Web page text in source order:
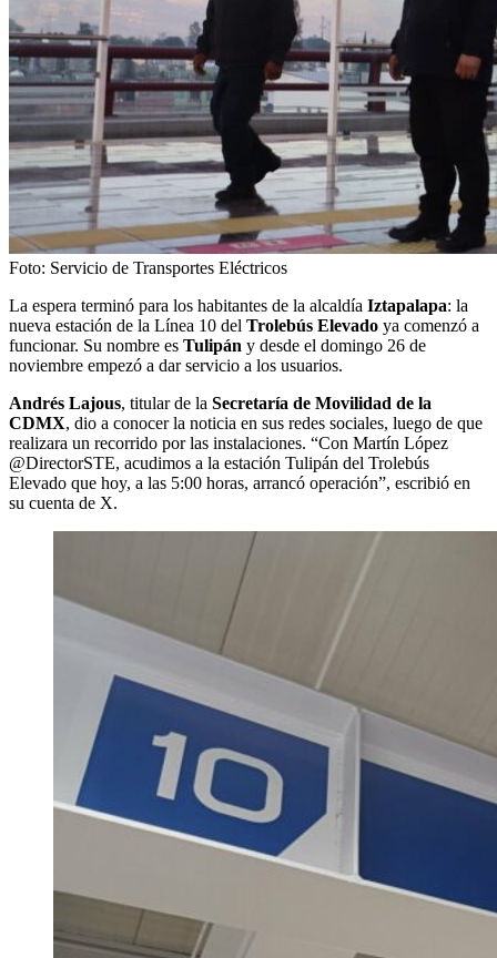
Foto: Servicio de Transportes Eléctricos
La espera terminó para los habitantes de la alcaldía Iztapalapa: la
nueva estación de la Línea 10 del Trolebús Elevado ya comenzó a
funcionar. Su nombre es Tulipán y desde el domingo 26 de
noviembre empezó a dar servicio a los usuarios.
Andrés Lajous, titular de la Secretaría de Movilidad de la
CDMX, dio a conocer la noticia en sus redes sociales, luego de que
realizara un recorrido por las instalaciones. “Con Martín López
@DirectorSTE, acudimos a la estación Tulipán del Trolebús
Elevado que hoy, a las 5:00 horas, arrancó operación”, escribió en
su cuenta de X.